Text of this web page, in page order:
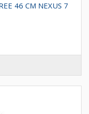
46 CM NEXUS 7